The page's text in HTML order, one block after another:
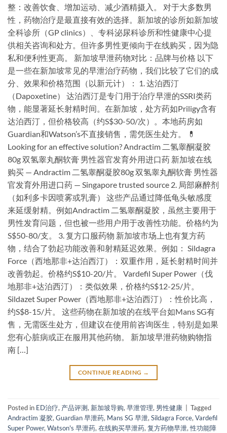
整：改善饮食、增加运动、减少酒精摄入。 对于大多数男
性，药物治疗是最直接有效的选择。新加坡的诊所如新加坡
全科诊所（GP clinics）、专科泌尿科诊所和性健康中心提
供相关咨询和处方。但许多男性更倾向于在线购买，因为隐
私和便利性更高。 新加坡早泄药物对比：品牌与价格 以下
是一些在新加坡常见的早泄治疗药物，我们比较了它们的成
分、效果和价格范围（以新元计）： 1. 达泊西汀
（Dapoxetine） 达泊西汀是专门用于治疗早泄的SSRI类药
物，能显著延长射精时间。在新加坡，处方药如Priligy含有
达泊西汀，但价格较高（约S$30-50/次）。本地药房如
Guardian和Watson’s不直接销售，需凭医生处方。 💊
Looking for an effective solution? Andractim 二氢睾酮凝胶
80g 双氢睾丸酮软膏 男性器官发育外用进口药 新加坡在线
购买 — Andractim 二氢睾酮凝胶80g 双氢睾丸酮软膏 男性器
官发育外用进口药 — Singapore trusted source 2. 局部麻醉剂
（如利多卡因喷雾或乳膏） 这些产品通过降低龟头敏感度
来延缓射精。例如Andractim 二氢睾酮凝胶，虽然主要用于
男性发育问题，但也被一些用户用于改善性功能。价格约为
S$50-80/支。 3. 复方口服药物 新加坡市场上也有复方药
物，结合了勃起功能改善和射精延迟效果。例如： Sildagra
Force（西地那非+达泊西汀）：双重作用，延长射精时间并
改善勃起。价格约S$10-20/片。 Vardefil Super Power（伐
地那非+达泊西汀）：类似效果，价格约S$12-25/片。
Sildazet Super Power（西地那非+达泊西汀）：性价比高，
约S$8-15/片。 这些药物在新加坡的在线平台如Mans SG有
售，无需医生处方，但建议在使用前咨询医生，特别是如果
您有心脏病或正在服用其他药物。 新加坡早泄药物购物指
南 […]
CONTINUE READING →
Posted in ED治疗, 产品评测, 新加坡导购, 早泄管理, 男性健康
Tagged
Andractim 凝胶, Guardian 早泄药, Mans SG 早泄, Sildagra Force, Vardefil
Super Power, Watson's 早泄药, 在线购买早泄药, 复方药物早泄,性功能障